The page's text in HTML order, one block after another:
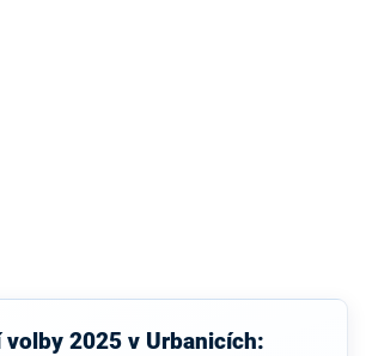
volby 2025 v Urbanicích: